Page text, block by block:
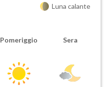
Luna calante
Pomeriggio Sera